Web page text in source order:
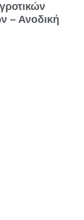
– Ανοδική